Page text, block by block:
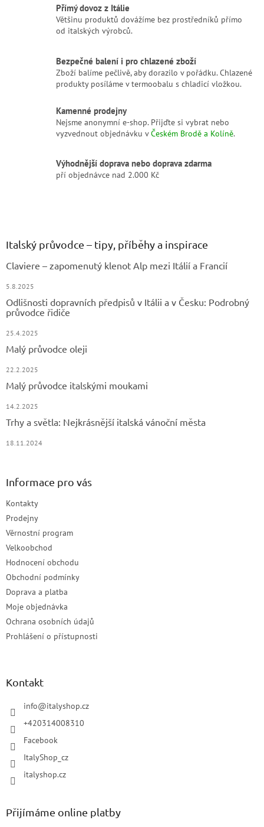
k
y
p
i
s
Přímý dovoz z Itálie
Většinu produktů dovážíme bez prostředníků přímo
od italských výrobců.
Bezpečné balení i pro chlazené zboží
Zboží balíme pečlivě, aby dorazilo v pořádku. Chlazené
produkty posíláme v termoobalu s chladicí vložkou.
Kamenné prodejny
Nejsme anonymní e-shop. Přijďte si vybrat nebo
vyzvednout objednávku vČeském Brodě a Kolíně.
Výhodnější doprava nebo doprava zdarma
pří objednávce nad 2.000 Kč
Italský průvodce – tipy, příběhy a inspirace
Claviere – zapomenutý klenot Alp mezi Itálií a Francií
5.8.2025
Odlišnosti dopravních předpisů v Itálii a v Česku: Podrobný
průvodce řidiče
25.4.2025
Malý průvodce oleji
22.2.2025
Malý průvodce italskými moukami
14.2.2025
Trhy a světla: Nejkrásnější italská vánoční města
18.11.2024
Informace pro vás
Kontakty
Prodejny
Věrnostní program
Velkoobchod
Hodnocení obchodu
Obchodní podmínky
Doprava a platba
Moje objednávka
Ochrana osobních údajů
Prohlášení o přístupnosti
Kontakt
info@italyshop.cz
+420314008310
Facebook
ItalyShop_cz
italyshop.cz
Přijímáme online platby